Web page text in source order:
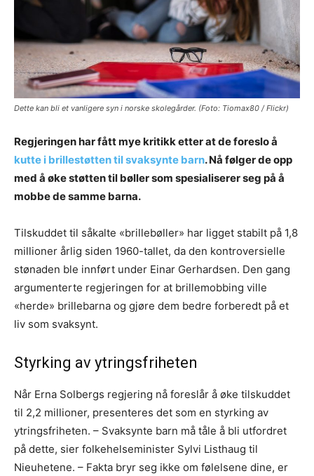
Dette kan bli et vanligere syn i norske skolegårder. (Foto: Tiomax80 / Flickr)
Regjeringen har fått mye kritikk etter at de foreslo å
kutte i brillestøtten til svaksynte barn. Nå følger de opp
med å øke støtten til bøller som spesialiserer seg på å
mobbe de samme barna.
Tilskuddet til såkalte «brillebøller» har ligget stabilt på 1,8
millioner årlig siden 1960-tallet, da den kontroversielle
stønaden ble innført under Einar Gerhardsen. Den gang
argumenterte regjeringen for at brillemobbing ville
«herde» brillebarna og gjøre dem bedre forberedt på et
liv som svaksynt.
Styrking av ytringsfriheten
Når Erna Solbergs regjering nå foreslår å øke tilskuddet
til 2,2 millioner, presenteres det som en styrking av
ytringsfriheten. – Svaksynte barn må tåle å bli utfordret
på dette, sier folkehelseminister Sylvi Listhaug til
Nieuhetene. – Fakta bryr seg ikke om følelsene dine, er